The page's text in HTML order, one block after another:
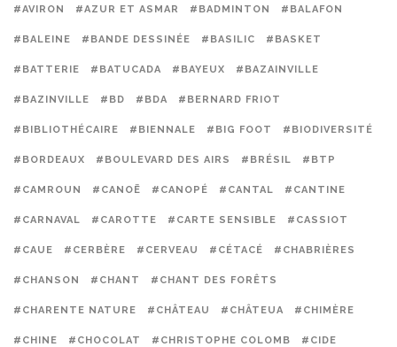
#AVIRON #AZUR ET ASMAR #BADMINTON #BALAFON
#BALEINE #BANDE DESSINÉE #BASILIC #BASKET
#BATTERIE #BATUCADA #BAYEUX #BAZAINVILLE
#BAZINVILLE #BD #BDA #BERNARD FRIOT
#BIBLIOTHÉCAIRE #BIENNALE #BIG FOOT #BIODIVERSITÉ
#BORDEAUX #BOULEVARD DES AIRS #BRÉSIL #BTP
#CAMROUN #CANOË #CANOPÉ #CANTAL #CANTINE
#CARNAVAL #CAROTTE #CARTE SENSIBLE #CASSIOT
#CAUE #CERBÈRE #CERVEAU #CÉTACÉ #CHABRIÈRES
#CHANSON #CHANT #CHANT DES FORÊTS
#CHARENTE NATURE #CHÂTEAU #CHÂTEUA #CHIMÈRE
#CHINE #CHOCOLAT #CHRISTOPHE COLOMB #CIDE